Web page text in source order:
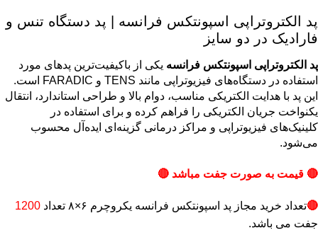
پد الکتروتراپی اسپونتکس فرانسه | پد دستگاه تنس و
فارادیک در دو سایز
پد الکتروتراپی اسپونتکس فرانسه یکی از باکیفیت‌ترین پدهای مورد
استفاده در دستگاه‌های فیزیوتراپی مانند TENS و FARADIC است.
این پد با هدایت الکتریکی مناسب، دوام بالا و طراحی استاندارد، انتقال
یکنواخت جریان الکتریکی را فراهم کرده و برای استفاده در
کلینیک‌های فیزیوتراپی و مراکز درمانی گزینه‌ای ایده‌آل محسوب
می‌شود.
🔴 قیمت به صورت جفت مباشد 🔴
🔴تعداد خرید مجاز پد اسپونتکس فرانسه یکروچرم ۶×۸ تعداد
1200
جفت می باشد.